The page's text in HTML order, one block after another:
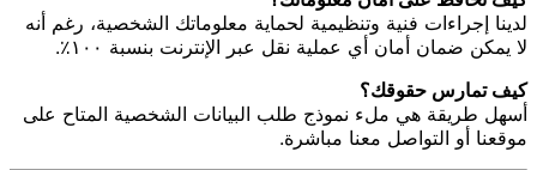
لدينا إجراءات فنية وتنظيمية لحماية معلوماتك الشخصية، رغم أنه
لا يمكن ضمان أمان أي عملية نقل عبر الإنترنت بنسبة ١٠٠٪.
كيف تمارس حقوقك؟
أسهل طريقة هي ملء نموذج طلب البيانات الشخصية المتاح على
موقعنا أو التواصل معنا مباشرة.